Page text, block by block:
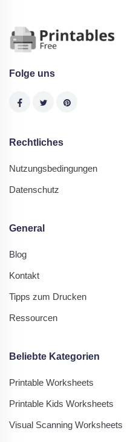
Folge uns
Rechtliches
Nutzungsbedingungen
Datenschutz
General
Blog
Kontakt
Tipps zum Drucken
Ressourcen
Beliebte Kategorien
Printable Worksheets
Printable Kids Worksheets
Visual Scanning Worksheets